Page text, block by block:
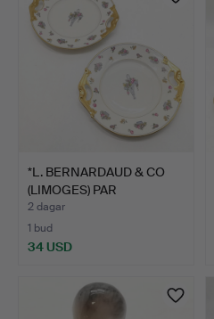
*L. BERNARDAUD & CO
(LIMOGES) PAR
TALLRIKA…
2 dagar
1 bud
34 USD